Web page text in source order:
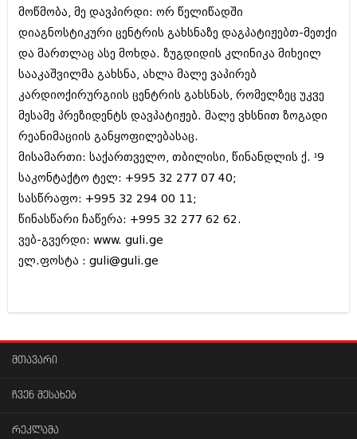
ნოემბერი 2010 (422)
ოქტომბერი 2010 (341)
სექტემბერი 2010 (449)
აგვისტო 2010 (461)
ივლისი 2010 (556)
ივნისი 2010 (685)
მაისი 2010 (232)
აპრილი 2010 (229)
მარტი 2010 (454)
თებერვალი 2010 (421)
დეკემბერი 2009 (510)
ნოემბერი 2009 (308)
ოქტომბერი 2009 (382)
სექტემბერი 2009 (541)
აგვისტო 2009 (14)
ივლისი 2009 (118)
ოქტომბერი 0215 (1)
აგვისტო 0212 (1)
მოწმობა, მე დავპირდი: ორ წელიწადში
დიაგნოსტიკური ცენტრის გახსნაზე დაგპატიჟებთ-მეთქი
და მართლაც ასე მოხდა. ზუგდიდის კლინიკა მიხეილ
სააკაშვილმა გახსნა, ახლა მალე ვაპირებ
კარდიოქირურგიის ცენტრის გახსნას, რომელზეც უკვე
მესამე პრეზიდენტს დავპატიჟებ. მალე ვხსნით ზოგადი
რეანიმაციის განყოფილებასაც.
მისამართი: საქართველო, თბილისი, წინანდლის ქ. ¹9
საკონტაქტო ტელ: +995 32 277 07 40;
სასწრაფო: +995 32 294 00 11;
წინასწარი ჩაწერა: +995 32 277 62 62.
ვებ-გვერდი: www. guli.ge
ელ.ფოსტა : guli@guli.ge
მთავარი
ჩვენ შესახებ
რეკლამა